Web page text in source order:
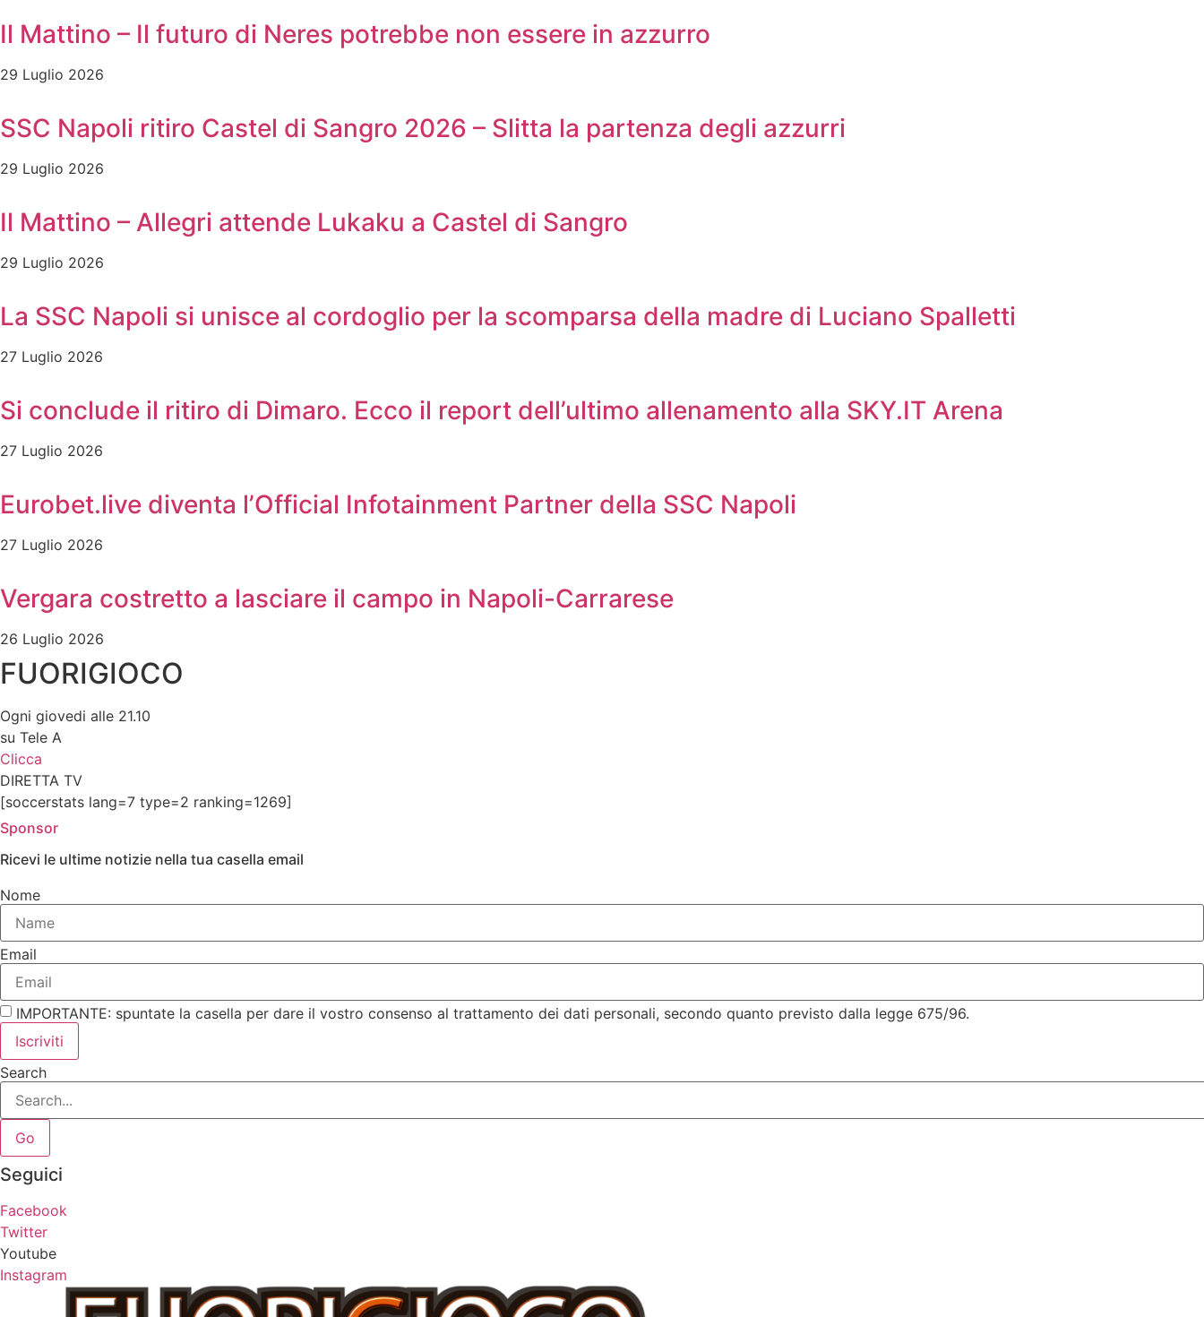
Il Mattino – Il futuro di Neres potrebbe non essere in azzurro
29 Luglio 2026
SSC Napoli ritiro Castel di Sangro 2026 – Slitta la partenza degli azzurri
29 Luglio 2026
Il Mattino – Allegri attende Lukaku a Castel di Sangro
29 Luglio 2026
La SSC Napoli si unisce al cordoglio per la scomparsa della madre di Luciano Spalletti
27 Luglio 2026
Si conclude il ritiro di Dimaro. Ecco il report dell’ultimo allenamento alla SKY.IT Arena
27 Luglio 2026
Eurobet.live diventa l’Official Infotainment Partner della SSC Napoli
27 Luglio 2026
Vergara costretto a lasciare il campo in Napoli-Carrarese
26 Luglio 2026
FUORIGIOCO
Ogni giovedi alle 21.10
su Tele A
Clicca
DIRETTA TV
[soccerstats lang=7 type=2 ranking=1269]
Sponsor
Ricevi le ultime notizie nella tua casella email
Nome
Email
IMPORTANTE: spuntate la casella per dare il vostro consenso al trattamento dei dati personali, secondo quanto previsto dalla legge 675/96.
Iscriviti
Search
Go
Seguici
Facebook
Twitter
Youtube
Instagram